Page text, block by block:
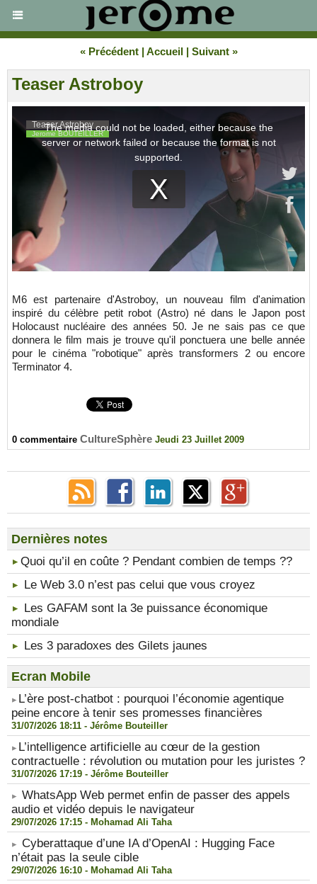
« Précédent | Accueil | Suivant »
Teaser Astroboy
M6 est partenaire d'Astroboy, un nouveau film d'animation
inspiré du célèbre petit robot (Astro) né dans le Japon post
Holocaust nucléaire des années 50. Je ne sais pas ce que
donnera le film mais je trouve qu'il ponctuera une belle année
pour le cinéma "robotique" après transformers 2 ou encore
Terminator 4.
0 commentaire CultureSphère Jeudi 23 Juillet 2009
Dernières notes
​Quoi qu’il en coûte ? Pendant combien de temps ??
Le Web 3.0 n’est pas celui que vous croyez
Les GAFAM sont la 3e puissance économique
mondiale
Les 3 paradoxes des Gilets jaunes
Ecran Mobile
​L’ère post-chatbot : pourquoi l’économie agentique
peine encore à tenir ses promesses financières
31/07/2026 18:11 - Jérôme Bouteiller
​L’intelligence artificielle au cœur de la gestion
contractuelle : révolution ou mutation pour les juristes ?
31/07/2026 17:19 - Jérôme Bouteiller
WhatsApp Web permet enfin de passer des appels
audio et vidéo depuis le navigateur
29/07/2026 17:15 - Mohamad Ali Taha
Cyberattaque d’une IA d’OpenAI : Hugging Face
n’était pas la seule cible
29/07/2026 16:10 - Mohamad Ali Taha